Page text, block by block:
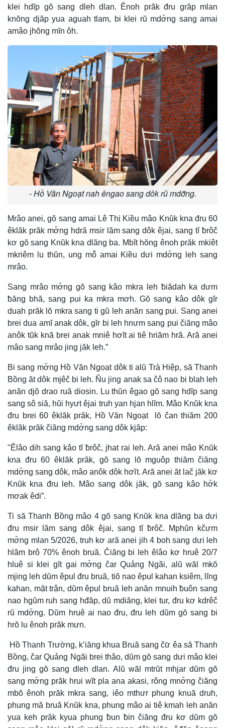
klei hdĭp gŏ sang dleh dlan. Ênoh prăk đru grăp mlan
knŏng djăp yua aguah tlam, bi klei rŭ mdơ̆ng sang amai
amâo jhŏng mĭn ôh.
- Hồ Văn Ngoạt nah êngao sang dôk rŭ mdơ̆ng.
Mrâo anei, gŏ sang amai Lê Thị Kiều mâo Knŭk kna đru 60
êklăk prăk mơ̆ng hdră msir lăm sang dôk êjai, sang tĭ ƀrôč
kơ gŏ sang Knŭk kna dlăng ba. Mbĭt hŏng ênoh prăk mkiêt
mkriêm lu thŭn, ung mô̆ amai Kiều dưi mdơ̆ng leh sang
mrâo.
Sang mrâo mơ̆ng gŏ sang kâo mkra leh ƀiădah ka dưm
ƀăng bhă, sang pui ka mkra mơh. Gŏ sang kâo dôk gĭr
duah prăk lŏ mkra sang ti gŭ leh anăn sang pui. Sang anei
brei dua amĭ anak dôk, gĭr bi leh hnưm sang pui čiăng mâo
anôk tŭk knă brei anak mniê hơĭt ai tiê hriăm hră. Ară anei
mâo sang mrâo jing jăk leh.”
Bi sang mơ̆ng Hồ Văn Ngoạt dôk ti alŭ Trà Hiệp, să Thanh
Bồng ăt dôk mjêč bi leh. Ñu jing anak sa čô nao bi blah leh
anăn djŏ drao ruă diosin. Lu thŭn êgao gŏ sang hdĭp sang
sang sô siă, hŭi hyưt êjai truh yan hjan hlĭm. Mâo Knŭk kna
đru brei 60 êklăk prăk, Hồ Văn Ngoạt lŏ čan thiăm 200
êklăk prăk čiăng mdơ̆ng sang dôk kjăp:
"Êlâo dih sang kâo tĭ ƀrôč, jhat rai leh. Ară anei mâo Knŭk
kna đru 60 êklăk prăk, gŏ sang lŏ mguôp thiăm čiăng
mdơ̆ng sang dôk, mâo anôk dôk hơĭt. Ară anei ăt lač jăk kơ
Knŭk kna đru leh. Mâo sang dôk jăk, gŏ sang kâo hơ̆k
mơak êdi”.
Ti să Thanh Bồng mâo 4 gŏ sang Knŭk kna dlăng ba dưi
đru msir lăm sang dôk êjai, sang tĭ ƀrôč. Mphŭn kčưm
mơ̆ng mlan 5/2026, truh kơ ară anei jih 4 boh sang dưi leh
hlăm brô 70% ênoh bruă. Čiăng bi leh êlâo kơ hruê 20/7
hluê si klei gĭt gai mơ̆ng čar Quảng Ngãi, alŭ wăl mkŏ
mjing leh dŭm êpul đru bruă, tiŏ nao êpul kahan ksiêm, lĭng
kahan, mặt trận, dŭm êpul bruă leh anăn mnuih ƀuôn sang
nao hgŭm ruh sang hđăp, dŭ mdiăng, klei tur, đru kơ kdrêč
rŭ mdơ̆ng. Dŭm hruê ai nao đru, đru leh dŭm gŏ sang bi
hrŏ lu ênoh prăk mưn.
Hồ Thanh Trường, k’iăng khua Bruă sang čư̆ êa să Thanh
Bồng, čar Quảng Ngãi brei thâo, dŭm gŏ sang dưi mâo klei
đru jing gŏ sang dleh dlan. Alŭ wăl mtrŭt mhjar dŭm gŏ
sang mơ̆ng prăk hrui wĭt pla ana akasi, rông mnơ̆ng čiăng
mbŏ ênoh prăk mkra sang, iêo mthưr phung knuă druh,
phung mă bruă Knŭk kna, phung mâo ai tiê kmah leh anăn
yua keh prăk kyua phung ƀun ƀin čiăng đru kơ dŭm gŏ